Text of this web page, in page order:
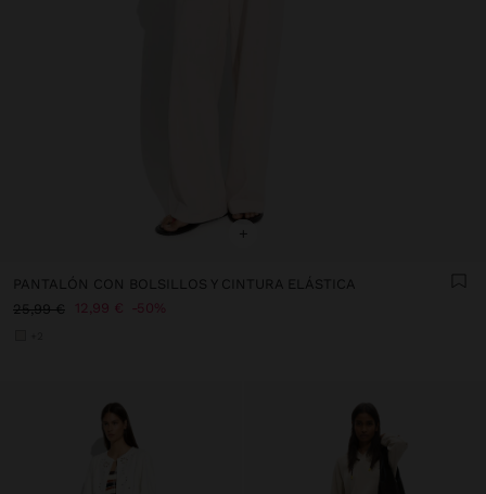
+
PANTALÓN CON BOLSILLOS Y CINTURA ELÁSTICA
25,99 €
12,99 € 50%